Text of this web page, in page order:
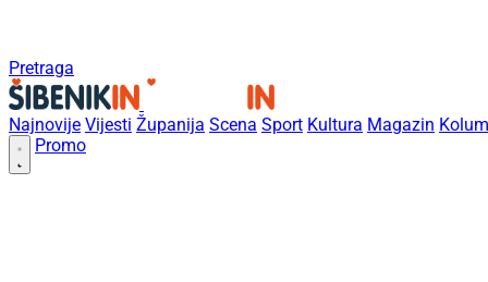
Pretraga
Najnovije Vijesti Županija Scena Sport Kultura Magazin
Promo